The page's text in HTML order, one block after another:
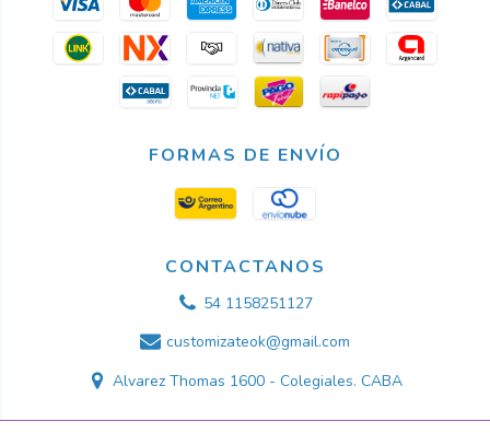
FORMAS DE ENVÍO
CONTACTANOS
54 1158251127
customizateok@gmail.com
Alvarez Thomas 1600 - Colegiales. CABA